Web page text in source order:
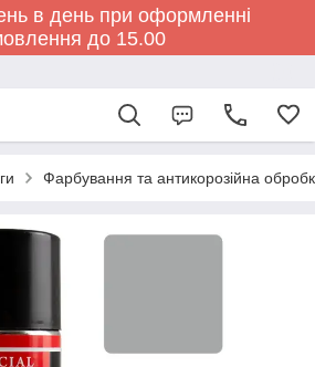
в день при оформленні
до 15.00
Фарбування та антикорозійна